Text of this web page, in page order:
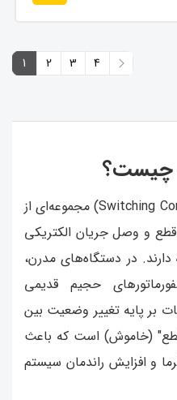
1 2 3 4
چیست؟
قطعات سوئیچینگ (Switching Components) مجموعه‌ای از
و وصل جریان الکتریکی
دارند. در دستگاه‌های مدرن،
حجیم قدیمی
بر پایه تغییر وضعیت بین
(خاموش) است که باعث
و افزایش راندمان سیستم